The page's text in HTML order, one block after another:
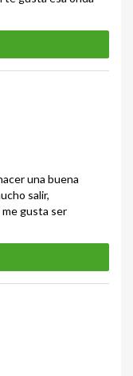
una buena
salir,
me gusta ser